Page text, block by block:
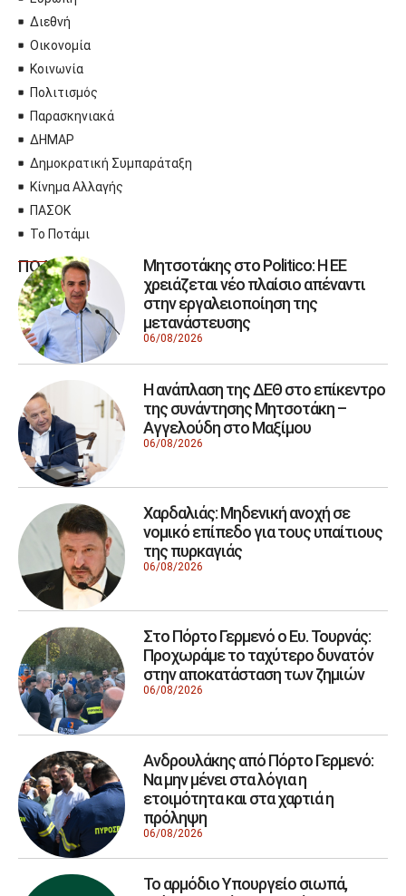
Διεθνή
Οικονομία
Κοινωνία
Πολιτισμός
Παρασκηνιακά
ΔΗΜΑΡ
Δημοκρατική Συμπαράταξη
Κίνημα Αλλαγής
ΠΑΣΟΚ
Το Ποτάμι
ΠΟΛΙΤΙΚΗ
Μητσοτάκης στο Politico: Η ΕΕ
χρειάζεται νέο πλαίσιο απέναντι
στην εργαλειοποίηση της
μετανάστευσης
06/08/2026
Η ανάπλαση της ΔΕΘ στο επίκεντρο
της συνάντησης Μητσοτάκη –
Αγγελούδη στο Μαξίμου
06/08/2026
Χαρδαλιάς: Μηδενική ανοχή σε
νομικό επίπεδο για τους υπαίτιους
της πυρκαγιάς
06/08/2026
Στο Πόρτο Γερμενό ο Ευ. Τουρνάς:
Προχωράμε το ταχύτερο δυνατόν
στην αποκατάσταση των ζημιών
06/08/2026
Ανδρουλάκης από Πόρτο Γερμενό:
Να μην μένει στα λόγια η
ετοιμότητα και στα χαρτιά η
πρόληψη
06/08/2026
Το αρμόδιο Υπουργείο σιωπά,